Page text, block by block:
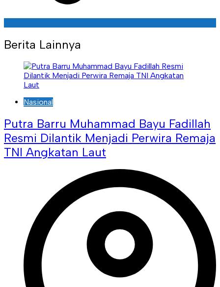
Berita Lainnya
Nasional
Putra Barru Muhammad Bayu Fadillah
Resmi Dilantik Menjadi Perwira Remaja
TNI Angkatan Laut